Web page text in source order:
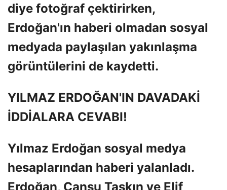
diye fotoğraf çektirirken,
Erdoğan'ın haberi olmadan sosyal
medyada paylaşılan yakınlaşma
görüntülerini de kaydetti.
YILMAZ ERDOĞAN'IN DAVADAKİ
İDDİALARA CEVABI!
Yılmaz Erdoğan sosyal medya
hesaplarından haberi yalanladı.
Erdoğan, Cansu Taşkın ve Elif